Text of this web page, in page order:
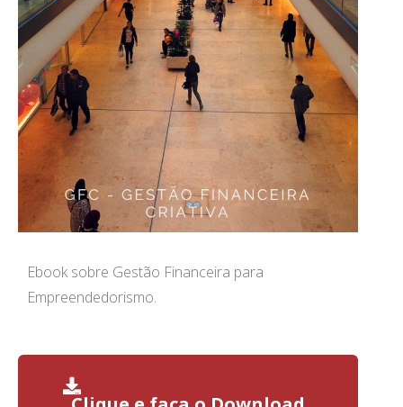
Ebook sobre Gestão Financeira para
Empreendedorismo.